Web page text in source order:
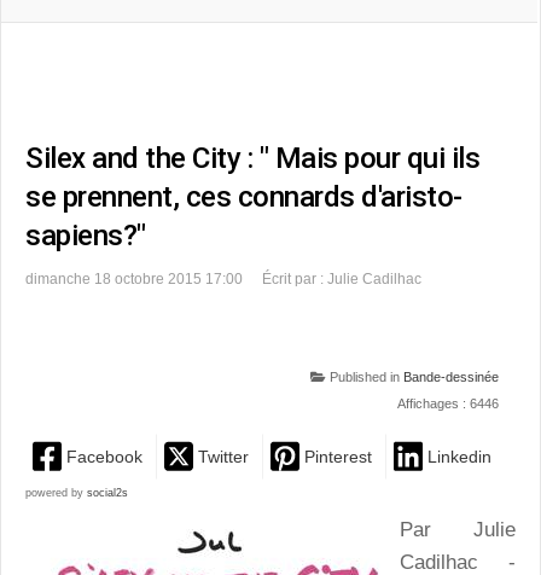
Silex and the City : " Mais pour qui ils
se prennent, ces connards d'aristo-
sapiens?"
dimanche 18 octobre 2015 17:00 Écrit par : Julie Cadilhac
Published in Bande-dessinée
Affichages : 6446
Facebook Twitter Pinterest Linkedin
powered by social2s
Par Julie
Cadilhac -